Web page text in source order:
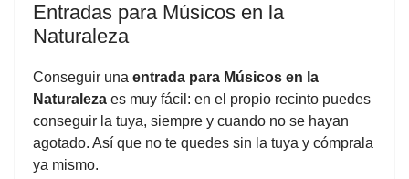
Entradas para Músicos en la
Naturaleza
Conseguir una entrada para Músicos en la
Naturaleza es muy fácil: en el propio recinto puedes
conseguir la tuya, siempre y cuando no se hayan
agotado. Así que no te quedes sin la tuya y cómprala
ya mismo.